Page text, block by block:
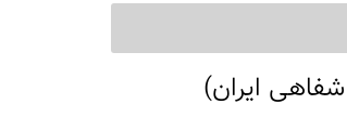
ایران)